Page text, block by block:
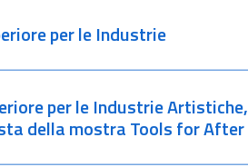
per le Industrie
per le Industrie Artistiche,
della mostra Tools for After